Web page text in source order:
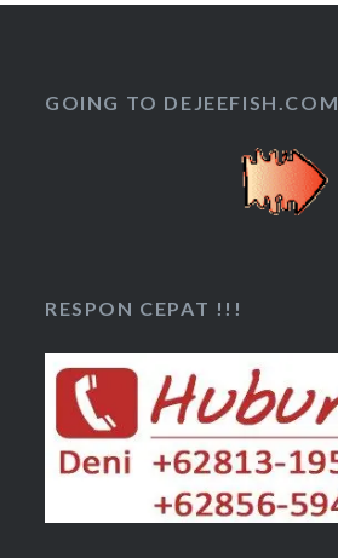
GOING TO DEJEEFISH.COM
RESPON CEPAT !!!